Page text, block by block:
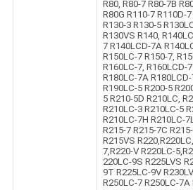
R80, R80-7 R80-7B
R80G R110-7 R110D-
R130-3 R130-5
R130VS R140,
7 R140LCD-7A
R150LC-7 R150-7,
R160LC-7, R160LCD-
R180LC-7A
R190LC-5 R200-5
5 R210-5D R210LC,
R210LC-3 R210LC-5
R210LC-7H R210LC-
R215-7 R215-7C
R215VS
7,R220-V R220LC-
220LC-9S R225LVS
9T R225LC-9V
R250LC-7 R250LC-